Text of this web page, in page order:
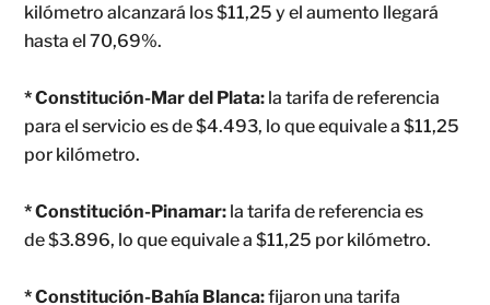
kilómetro alcanzará los $11,25 y el aumento llegará
hasta el 70,69%.
* Constitución-Mar del Plata: la tarifa de referencia
para el servicio es de $4.493, lo que equivale a $11,25
por kilómetro.
* Constitución-Pinamar: la tarifa de referencia es
de $3.896, lo que equivale a $11,25 por kilómetro.
* Constitución-Bahía Blanca:fijaron una tarifa